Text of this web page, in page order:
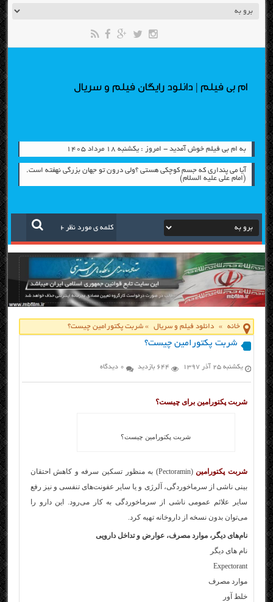
ام بی فیلم | دانلود رایگان فیلم و سریال
به ام بی فیلم خوش آمدید - امروز : یکشنبه ۱۸ مرداد ۱۴۰۵
آیا می پنداری که جسم کوچکی هستی ؟ولی درون تو جهان بزرگی نهفته است.
(امام علی علیه السلام)
خانه » دانلود فیلم و سریال »شربت پکتورامین چیست؟
شربت پکتورامین چیست؟
یکشنبه ۲۵ آذر ۱۳۹۷ 644 بازدید 0 دیدگاه
شربت پکتورامین برای چیست؟
شربت پکتورامین چیست؟
شربت پکتورامین
(Pectoramin) به‌ منظور تسكین سرفه و كاهش احتقان
بینی ناشی از سرماخوردگی، آلرژی و یا سایر عفونت‌های تنفسی و نیز رفع
سایر علائم عمومی ناشی از سرماخوردگی به كار می‌رود. این دارو را
می‌توان بدون نسخه از داروخانه تهیه کرد.
نام‌های دیگر، موارد مصرف، عوارض و تداخل دارویی
نام های دیگر
Expectorant
موارد مصرف
خلط آور